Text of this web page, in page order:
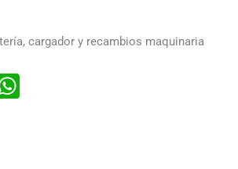
cargador y recambios maquinaria